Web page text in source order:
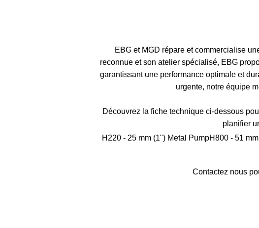
EBG et MGD répare et commercialise
reconnue et son atelier spécialisé, EBG
garantissant une performance optimale et
urgente, notre équipe
Découvrez la fiche technique ci-dessous
planifier
H220 - 25 mm (1") Metal PumpH800 - 51
Contactez nous